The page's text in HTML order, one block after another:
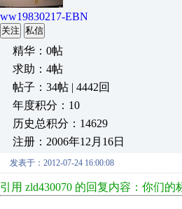
ww19830217-EBN
关注 私信
精华：0帖
求助：4帖
帖子：34帖 | 4442回
年度积分：10
历史总积分：14629
注册：2006年12月16日
发表于：2012-07-24 16:00:08
引用 zld430070 的回复内容：你们